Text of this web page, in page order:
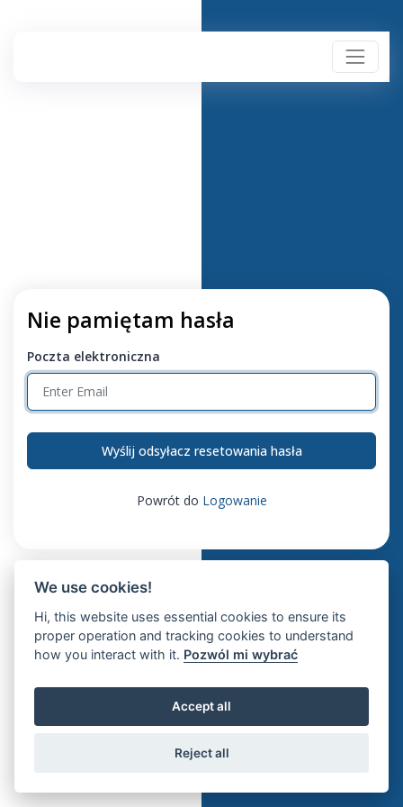
Nie pamiętam hasła
Poczta elektroniczna
Wyślij odsyłacz resetowania hasła
Powrót do Logowanie
© 2026 Klevr
We use cookies!
Hi, this website uses essential cookies to ensure its
proper operation and tracking cookies to understand
how you interact with it. Pozwól mi wybrać
Accept all
Reject all